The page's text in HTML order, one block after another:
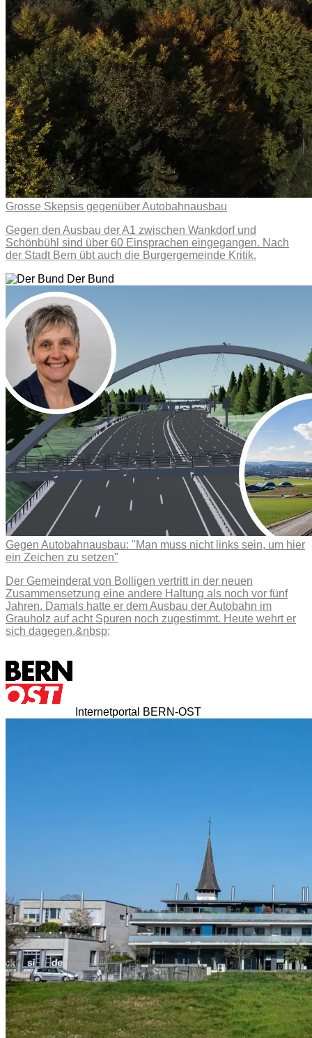
Grosse Skepsis gegenüber Autobahnausbau
Gegen den Ausbau der A1 zwischen Wankdorf und
Schönbühl sind über 60 Einsprachen eingegangen. Nach
der Stadt Bern übt auch die Burgergemeinde Kritik.
Der Bund
Gegen Autobahnausbau: "Man muss nicht links sein, um hier
ein Zeichen zu setzen"
Der Gemeinderat von Bolligen vertritt in der neuen
Zusammensetzung eine andere Haltung als noch vor fünf
Jahren. Damals hatte er dem Ausbau der Autobahn im
Grauholz auf acht Spuren noch zugestimmt. Heute wehrt er
sich dagegen.&nbsp;
Internetportal BERN-OST